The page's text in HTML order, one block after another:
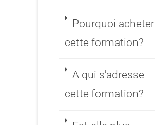
Pourquoi acheter
cette formation?
A qui s'adresse
cette formation?